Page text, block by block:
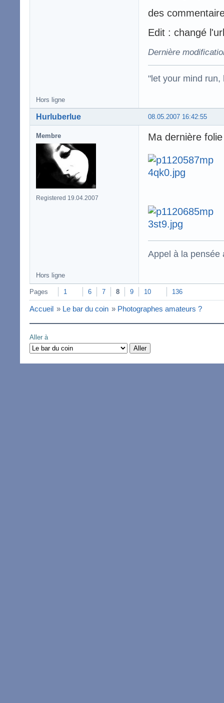
des
Edit : changé
Dernière
"let your mind run,
Hors ligne
08.05.2007 16:42:55
Hurluberlue
Membre
Registered 19.04.2007
Ma dernière
Appel à la pensée
Hors ligne
Pages 1 6 7 8 9 10 136
Accueil » Le bar du coin » Photographes amateurs ?
Aller à